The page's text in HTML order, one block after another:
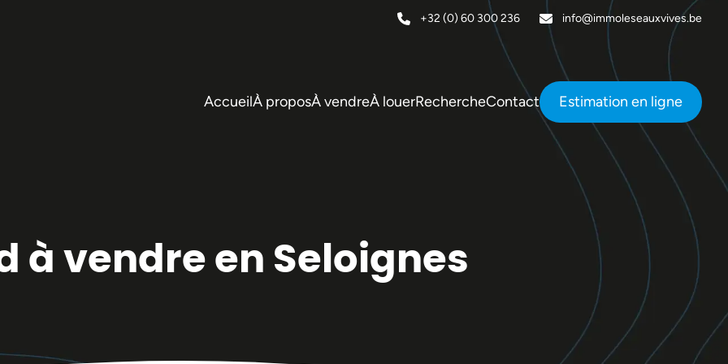
+32 (0) 60 300 236 info@immoleseauxvives.be
AccueilÀ proposÀ vendreÀ louerRechercheContact Estimation en ligne
à vendre en Seloignes